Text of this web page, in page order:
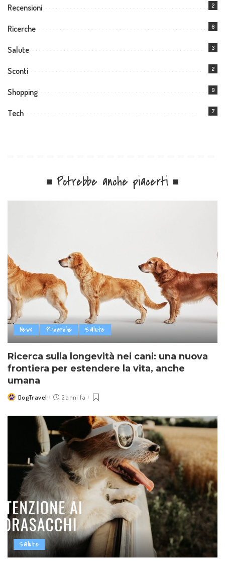
Recensioni 2
Ricerche 6
Salute 3
Sconti 2
Shopping 9
Tech 7
Potrebbe anche piacerti
News Ricerche Salute
Ricerca sulla longevità nei cani: una nuova
frontiera per estendere la vita, anche
umana
PostedDogTravel 2 anni fa
Salute